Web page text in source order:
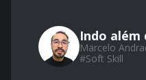
Indo além
Marcelo
#Soft Skill